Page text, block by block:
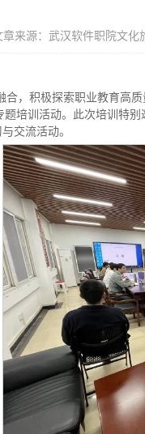
章来源：武汉软件职院文
合，积极探索职业教育高
题培训活动。此次培训特
交流活动。